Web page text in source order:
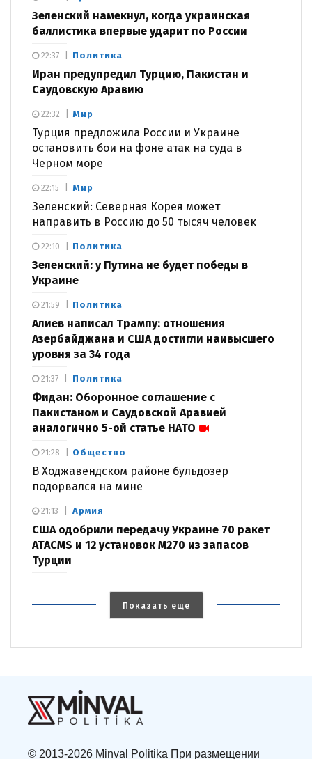
Зеленский намекнул, когда украинская
баллистика впервые ударит по России
Политика
Иран предупредил Турцию, Пакистан и
Саудовскую Аравию
22:37
Мир
Турция предложила России и Украине
остановить бои на фоне атак на суда в
Черном море
22:32
Мир
Зеленский: Северная Корея может
направить в Россию до 50 тысяч человек
22:15
Политика
Зеленский: у Путина не будет победы в
Украине
22:10
Политика
Алиев написал Трампу: отношения
Азербайджана и США достигли наивысшего
уровня за 34 года
21:59
Политика
Фидан: Оборонное соглашение с
Пакистаном и Саудовской Аравией
аналогично 5-ой статье НАТО
21:37
Общество
В Ходжавендском районе бульдозер
подорвался на мине
21:28
Армия
США одобрили передачу Украине 70 ракет
ATACMS и 12 установок M270 из запасов
Турции
21:13
Показать еще
© 2013-2026 Minval Politika При размещении